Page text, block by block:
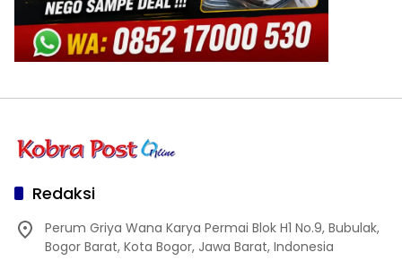
Redaksi
Perum Griya Wana Karya Permai Blok H1 No.9, Bubulak,
Bogor Barat, Kota Bogor, Jawa Barat, Indonesia